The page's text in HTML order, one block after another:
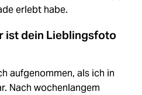
erlebt habe.
ist dein Lieblingsfoto
aufgenommen, als ich in
Nach wochenlangem